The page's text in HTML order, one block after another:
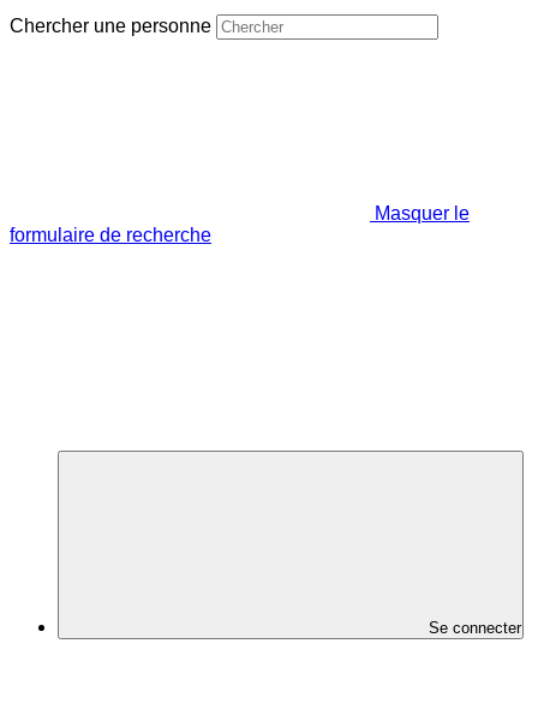
Chercher une personne
Masquer le
formulaire de recherche
Se connecter